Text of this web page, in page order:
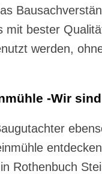
mit bester
werden,
-Wir
Rothenbuch